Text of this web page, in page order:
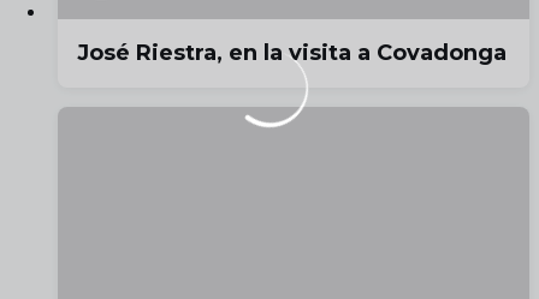
José Riestra, en la visita a Covadonga